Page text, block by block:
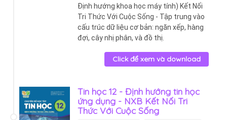
Định hướng khoa học máy tính) Kết Nối
Tri Thức Với Cuộc Sống - Tập trung vào
cấu trúc dữ liệu cơ bản: ngăn xếp, hàng
đợi, cây nhị phân, và đồ thị.
Click để xem và download
Tin học 12 - Định hướng tin học
ứng dụng - NXB Kết Nối Tri
Thức Với Cuộc Sống